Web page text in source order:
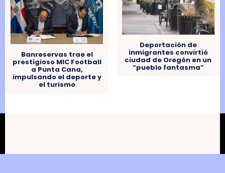
Banreservas trae el
prestigioso MIC Football
a Punta Cana,
impulsando el deporte y
el turismo
Deportación de
inmigrantes convirtió
ciudad de Oregón en un
“pueblo fantasma”